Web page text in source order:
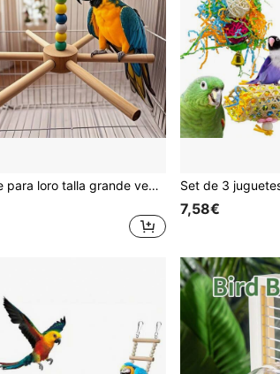
Juguete para loro talla grande vendido, Molinillo giratorio grande y colorido, Juguete rompecabezas para loro, Cuentas para jaula de pájaros, Color aleatorio
7,58€